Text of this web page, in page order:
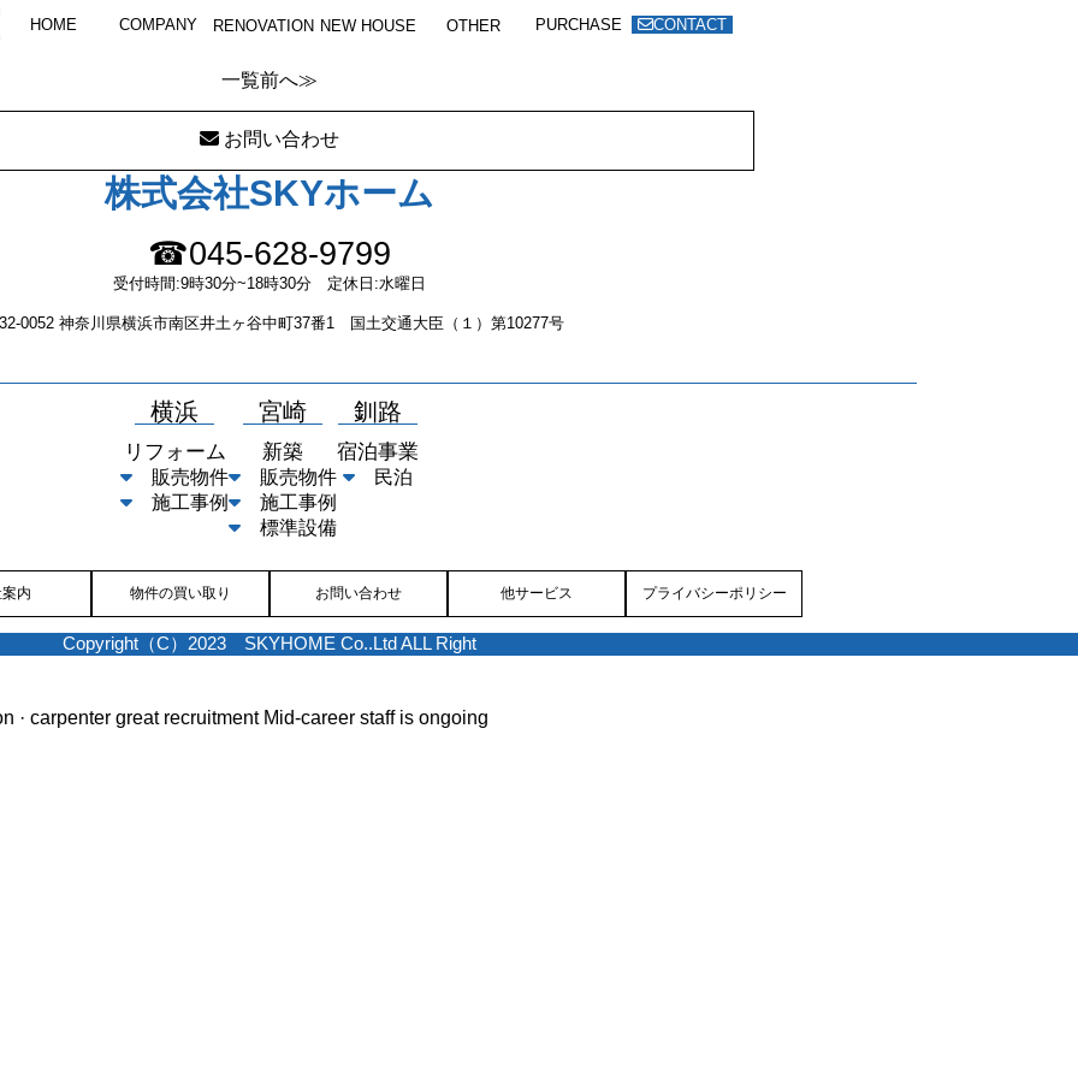
HOME COMPANY RENOVATION NEW HOUSE OTHER PURCHASE CONTACT
P1270096
一覧前へ≫
お問い合わせ
株式会社SKYホーム
☎045-628-9799
受付時間:9時30分~18時30分 定休日:水曜日
0052 神奈川県横浜市南区井土ヶ谷中町37番1 国土交通大臣（１）第10277号
横浜
リフォーム
販売物件
施工事例
宮崎
新築
販売物件
施工事例
標準設備
釧路
宿泊事業
民泊
内 物件の買い取り お問い合わせ 他サービス プライバシーポリシー
Copyright（C）2023 SKYHOME Co..Ltd ALL Right
· carpenter great recruitment Mid-career staff is ongoing